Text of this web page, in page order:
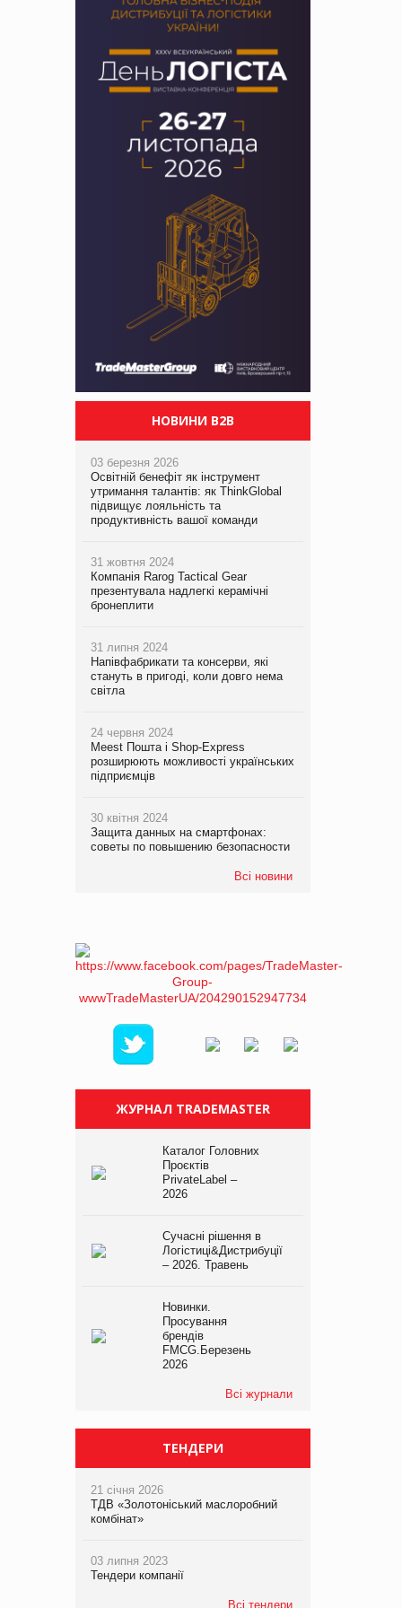
НОВИНИ B2B
03 березня 2026
Освітній бенефіт як інструмент
утримання талантів: як ThinkGlobal
підвищує лояльність та
продуктивність вашої команди
31 жовтня 2024
Компанія Rarog Tactical Gear
презентувала надлегкі керамічні
бронеплити
31 липня 2024
Напівфабрикати та консерви, які
стануть в пригоді, коли довго нема
світла
24 червня 2024
Meest Пошта і Shop-Express
розширюють можливості українських
підприємців
30 квітня 2024
Защита данных на смартфонах:
советы по повышению безопасности
Всі новини
ЖУРНАЛ TRADEMASTER
Каталог Головних
Проєктів
PrivateLabel –
2026
Сучасні рішення в
Логістиці&Дистрибуції
– 2026. Травень
Новинки.
Просування
брендів
FMCG.Березень
2026
Всі журнали
ТЕНДЕРИ
21 січня 2026
ТДВ «Золотоніський маслоробний
комбінат»
03 липня 2023
Тендери компанії
Всі тендери